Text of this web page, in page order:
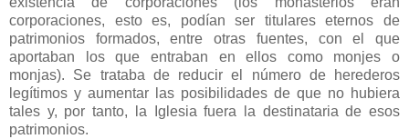
corporaciones, esto es, podían ser titulares eternos de
patrimonios formados, entre otras fuentes, con el que
aportaban los que entraban en ellos como monjes o
monjas). Se trataba de reducir el número de herederos
legítimos y aumentar las posibilidades de que no hubiera
tales y, por tanto, la Iglesia fuera la destinataria de esos
patrimonios.